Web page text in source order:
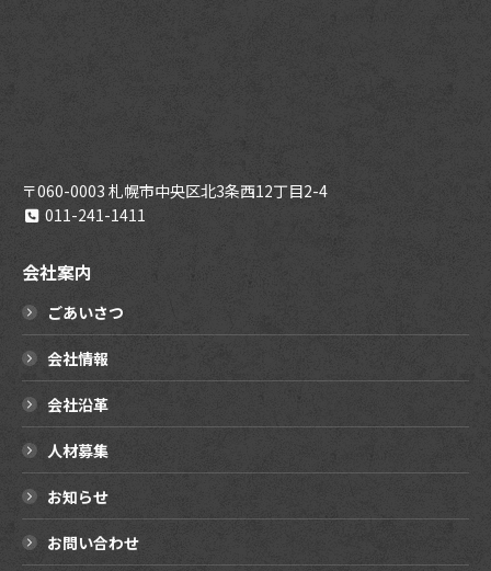
〒060-0003 札幌市中央区北3条西12丁目2-4
011-241-1411
会社案内
ごあいさつ
会社情報
会社沿革
人材募集
お知らせ
お問い合わせ